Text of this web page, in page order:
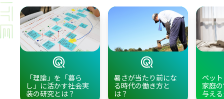
「理論」を「暮ら
し」に活かす社会実
装の研究とは？
暑さが当たり前にな
る時代の働き方と
は？
ペッ
家庭
与え